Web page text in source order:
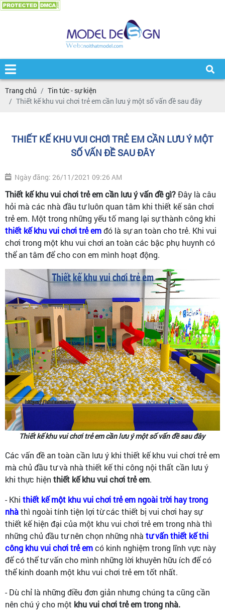
Trang chủ
Tin tức - sự kiện
Thiết kế khu vui chơi trẻ em cần lưu ý một số vấn đề sau đây
THIẾT KẾ KHU VUI CHƠI TRẺ EM CẦN LƯU Ý MỘT
SỐ VẤN ĐỀ SAU ĐÂY
Ngày đăng: 26/11/2021 09:26 AM
Thiết kế khu vui chơi trẻ em cần lưu ý vấn đề gì?Đây là câu
hỏi mà các nhà đầu tư luôn quan tâm khi thiết kế sân chơi
trẻ em. Một trong những yếu tố mang lại sự thành công khi
thiết kế khu vui chơi trẻ emđó là sự an toàn cho trẻ. Khi vui
chơi trong một khu vui chơi an toàn các bậc phụ huynh có
thể an tâm để cho con em mình hoạt động.
Thiết kế khu vui chơi trẻ em cần lưu ý một số vấn đề sau đây
Các vấn đề an toàn cần lưu ý khi thiết kế khu vui chơi trẻ em
mà chủ đầu tư và nhà thiết kế thi công nội thất cần lưu ý
khi thực hiện thiết kế khu vui chơi trẻ em.
- Khi thiết kế một khu vui chơi trẻ em ngoài trời hay trong
nhàthì ngoài tính tiện lợi từ các thiết bị vui chơi hay sự
thiết kế hiện đại của một khu vui chơi trẻ em trong nhà thì
những chủ đầu tư nên chọn những nhà tư vấn thiết kế thi
công khu vui chơi trẻ emcó kinh nghiệm trong lĩnh vực này
để có thể tư vấn cho mình những lời khuyên hữu ích để có
thể kinh doanh một khu vui chơi trẻ em tốt nhất.
- Dù chỉ là những điều đơn giản nhưng chúng ta cũng cần
nên chú ý cho một khu vui chơi trẻ em trong nhà.